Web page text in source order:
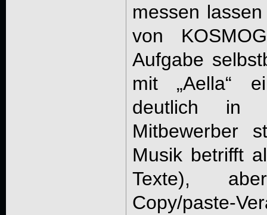
messen
von
Aufgabe
mit „Aella“
deutlich in
Mitbewerber
Musik betrifft
Texte),
Copy/paste-